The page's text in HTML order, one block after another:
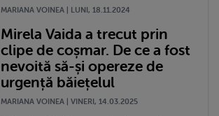
MARIANA VOINEA | LUNI, 18.11.2024
Mirela Vaida a trecut prin
clipe de coșmar. De ce a fost
nevoită să-și opereze de
urgență băiețelul
MARIANA VOINEA | VINERI, 14.03.2025